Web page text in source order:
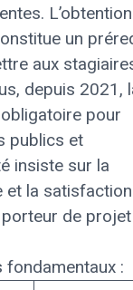
un
aux
depuis 2021,
pour
publics et
insiste sur la
et la
de
fondamentaux :